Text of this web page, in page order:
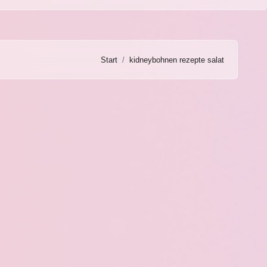
Start kidneybohnen rezepte salat